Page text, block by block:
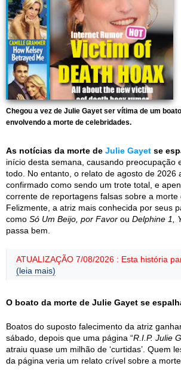
Chegou a vez de Julie Gayet ser vítima de um boato
envolvendo a morte de celebridades.
As notícias da morte de Julie Gayet se
início desta semana, causando preocupação
todo. No entanto, o relato de agosto de 2026
confirmado como sendo um trote total, e
corrente de reportagens falsas sobre a morte
Felizmente, a atriz mais conhecida por seus
como Só Um Beijo, por Favor ou Delphine 1,
passa bem.
ATUALIZAÇÃO 7/08/2026 : Esta história
(leia mais)
O boato da morte de Julie Gayet se
Boatos do suposto falecimento da atriz
sábado, depois que uma página “R.I.P. Julie
atraiu quase um milhão de ‘curtidas’. Quem
da página veria um relato crível sobre a